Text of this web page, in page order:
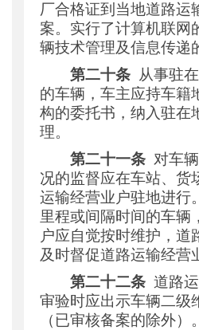
厂合格证到当地道路运
案。实行了计算机联网
辆技术管理及信息传递
第二十条 从事驻
的车辆，车主应持车籍
构的委托书，纳入驻在
理。
第二十一条 对车
况的监督应在车站、货
运输经营业户驻地进行
里程或间隔时间的车辆
户应自觉按时维护，道
及时督促道路运输经营
第二十二条 道路
审验时应出示车辆二级
（已审核备案的除外）。